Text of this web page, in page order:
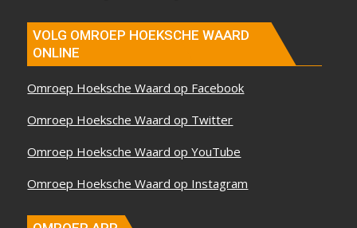
VOLG OMROEP HOEKSCHE WAARD
ONLINE
Omroep Hoeksche Waard op Facebook
Omroep Hoeksche Waard op Twitter
Omroep Hoeksche Waard op YouTube
Omroep Hoeksche Waard op Instagram